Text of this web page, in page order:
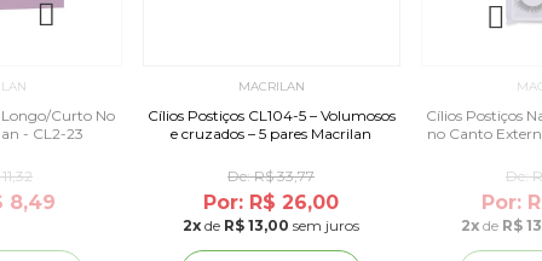
Longo/Curto No
- CL2-23
8,49
MACRILAN
Cílios Postiços CL104-5 – Volumosos
e cruzados – 5 pares Macrilan
De:R$ 33,77
Por: R$ 26,00
2x de R$ 13,00 sem juros
Cílios Postiços
no Canto
De:
Por:
2x de R$